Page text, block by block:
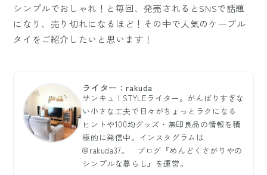
シンプルでおしゃれ！と毎回、発売されるとSNSで話題
になり、売り切れになるほど！その中で人気のケーブル
タイをご紹介したいと思います！
ライター：rakuda
サンキュ！STYLEライター。がんばりすぎな
い小さな工夫で日々がちょっとラクになる
ヒントや100均グッズ・無印良品の情報を積
極的に発信中。インスタグラムは
@rakuda37。 ブログ『めんどくさがりやの
シンプルな暮らし』を運営。